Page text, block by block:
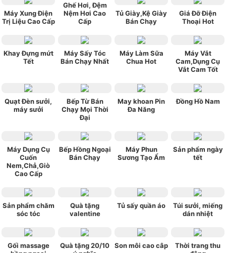
Máy Xung Điện
Trị Liệu Cao Cấp
Ghế Hơi, Đệm
Nệm Hơi Cao
Cấp
Tủ Giày,Kệ Giày
Bán Chạy
Giá Đỡ Điện
Thoại Hot
Khay Đựng mứt
Tết
Máy Sấy Tóc
Bán Chạy Nhất
Máy Làm Sữa
Chua Hot
Máy Vắt
Cam,Dụng Cụ
Vắt Cam Tốt
Quạt Đèn sưởi,
máy sưởi
Bếp Từ Bán
Chạy Mọi Thời
Đại
May khoan Pin
Đa Năng
Đồng Hồ Nam
Máy Dụng Cụ
Cuốn
Nem,Chả,Giò
Cao Cấp
Bếp Hồng Ngoại
Bán Chạy
Máy Phun
Sương Tạo Ẩm
Sản phẩm ngày
tết
Sản phẩm chăm
sóc tóc
Quà tặng
valentine
Tủ sấy quần áo
Túi sưởi, miếng
dán nhiệt
Gối massage
Quà tặng 20/10
Son môi cao câp
Thời trang thu